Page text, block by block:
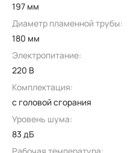
197 мм
Диаметр пламенной трубы:
180 мм
Электропитание:
220 В
Комплектация:
с головой сгорания
Уровень шума:
83 дБ